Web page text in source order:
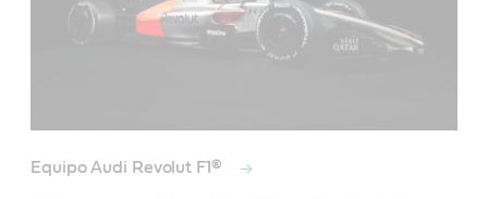
Equipo Audi Revolut F1®